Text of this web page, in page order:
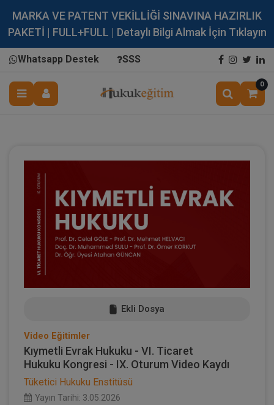
MARKA VE PATENT VEKİLLİĞİ SINAVINA HAZIRLIK
PAKETİ | FULL+FULL | Detaylı Bilgi Almak İçin Tıklayın
Whatsapp Destek SSS
0
Ekli Dosya
Video Eğitimler
Kıymetli Evrak Hukuku - VI. Ticaret
Hukuku Kongresi - IX. Oturum Video Kaydı
Tüketici Hukuku Enstitüsü
Yayın Tarihi: 3.05.2026